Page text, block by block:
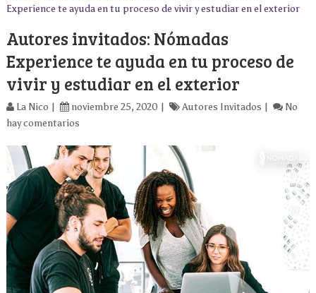
Experience te ayuda en tu proceso de vivir y estudiar en el exterior
Autores invitados: Nómadas
Experience te ayuda en tu proceso de
vivir y estudiar en el exterior
La Nico noviembre 25, 2020 Autores Invitados
No
hay comentarios